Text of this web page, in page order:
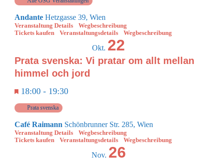
Andante Hetzgasse 39, Wien
Veranstaltung Details
Wegbeschreibung
Tickets kaufen
Veranstaltungsdetails Wegbeschreibung
Okt. 22
Prata svenska: Vi pratar om allt mellan
himmel och jord
Empfohlen
18:00 - 19:30
Prata svenska
Café Raimann Schönbrunner Str. 285, Wien
Veranstaltung Details
Wegbeschreibung
Tickets kaufen
Veranstaltungsdetails Wegbeschreibung
Nov. 26